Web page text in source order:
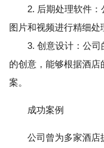
2. 后期处理软件：
图片和视频进行精细处
3. 创意设计：公司
的创意，能够根据酒
案。
成功案例
公司曾为多家酒店